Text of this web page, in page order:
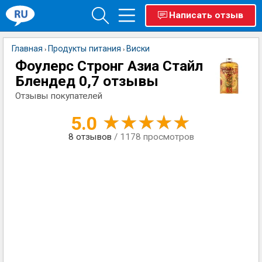
Написать отзыв
Главная › Продукты питания › Виски
Фоулерс Стронг Азиа Стайл
Блендед 0,7 отзывы
Отзывы покупателей
5.0
8 отзывов / 1178 просмотров